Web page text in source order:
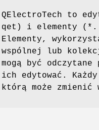
QElectroTech to
qet) i elementy (*.
Elementy,
wspólnej lub
mogą być
ich edytować.
którą może zmienić